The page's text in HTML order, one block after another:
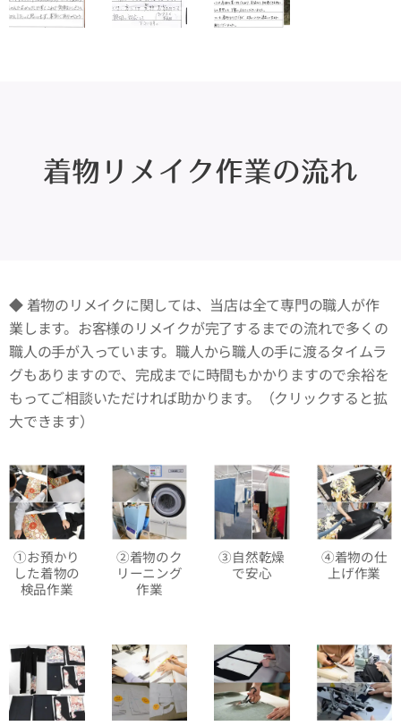
着物リメイク作業の流れ
◆ 着物のリメイクに関しては、当店は全て専門の職人が作
業します。お客様のリメイクが完了するまでの流れで多くの
職人の手が入っています。職人から職人の手に渡るタイムラ
グもありますので、完成までに時間もかかりますので余裕を
もってご相談いただければ助かります。（クリックすると拡
大できます）
①お預かり
した着物の
検品作業
②着物のク
リーニング
作業
③自然乾燥
で安心
④着物の仕
上げ作業